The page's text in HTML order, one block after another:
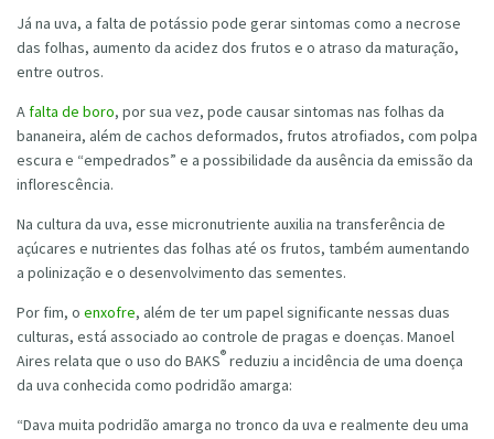
Já na uva, a falta de potássio pode gerar sintomas como a necrose
das folhas, aumento da acidez dos frutos e o atraso da maturação,
entre outros.
Afalta de boro, por sua vez, pode causar sintomas nas folhas da
bananeira, além de cachos deformados, frutos atrofiados, com polpa
escura e “empedrados” e a possibilidade da ausência da emissão da
inflorescência.
Na cultura da uva, esse micronutriente auxilia na transferência de
açúcares e nutrientes das folhas até os frutos, também aumentando
a polinização e o desenvolvimento das sementes.
Por fim, o enxofre, além de ter um papel significante nessas duas
culturas, está associado ao controle de pragas e doenças. Manoel
Aires relata que o uso do BAKS® reduziu a incidência de uma doença
da uva conhecida como podridão amarga:
“Dava muita podridão amarga no tronco da uva e realmente deu uma